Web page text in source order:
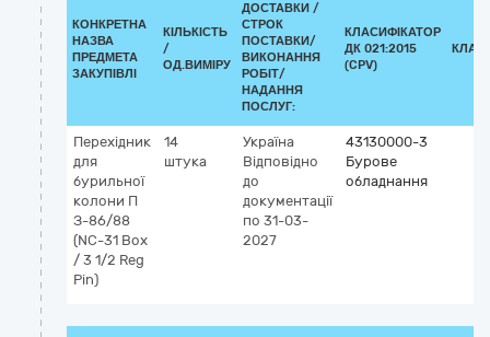
КОНКРЕТНА
НАЗВА
ПРЕДМЕТА
ЗАКУПІВЛІ
КІЛЬКІСТЬ
/
ОД.ВИМІРУ
ДОСТАВКИ /
СТРОК
ПОСТАВКИ/
ВИКОНАННЯ
РОБІТ/
НАДАННЯ
ПОСЛУГ:
КЛАСИФІКАТОР
ДК 021:2015
(CPV)
Перехідник
для
бурильної
колони П
З-86/88
(NC-31 Box
/ 3 1/2 Reg
Pin)
14
штука
Україна
Відповідно
до
документації
по 31-03-
2027
43130000-3
Бурове
обладнання